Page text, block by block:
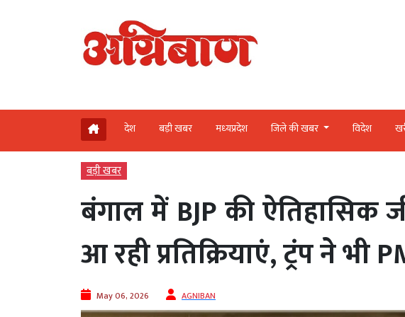
देश बड़ी खबर मध्‍यप्रदेश जिले की खबर विदेश
बड़ी खबर
बंगाल में BJP की ऐतिहासिक
आ रही प्रतिक्रियाएं, ट्रंप ने भी
May 06, 2026 AGNIBAN